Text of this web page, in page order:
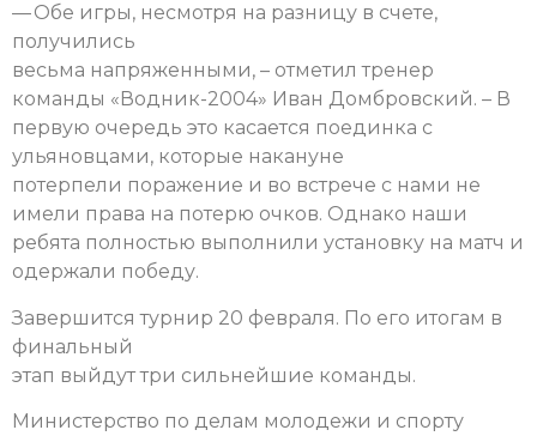
— Обе игры, несмотря на разницу в счете,
получились
весьма напряженными, – отметил тренер
команды «Водник-2004» Иван Домбровский. – В
первую очередь это касается поединка с
ульяновцами, которые накануне
потерпели поражение и во встрече с нами не
имели права на потерю очков. Однако наши
ребята полностью выполнили установку на матч и
одержали победу.
Завершится турнир 20 февраля. По его итогам в
финальный
этап выйдут три сильнейшие команды.
Министерство по делам молодежи и спорту